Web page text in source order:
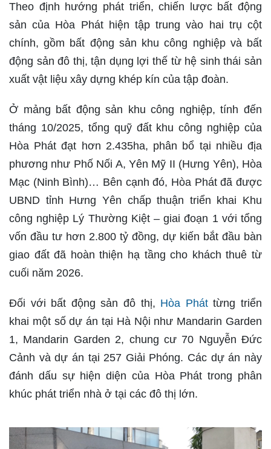
Theo định hướng phát triển, chiến lược bất động
sản của Hòa Phát hiện tập trung vào hai trụ cột
chính, gồm bất động sản khu công nghiệp và bất
động sản đô thị, tận dụng lợi thế từ hệ sinh thái sản
xuất vật liệu xây dựng khép kín của tập đoàn.
Ở mảng bất động sản khu công nghiệp, tính đến
tháng 10/2025, tổng quỹ đất khu công nghiệp của
Hòa Phát đạt hơn 2.435ha, phân bổ tại nhiều địa
phương như Phố Nối A, Yên Mỹ II (Hưng Yên), Hòa
Mạc (Ninh Bình)… Bên cạnh đó, Hòa Phát đã được
UBND tỉnh Hưng Yên chấp thuận triển khai Khu
công nghiệp Lý Thường Kiệt – giai đoạn 1 với tổng
vốn đầu tư hơn 2.800 tỷ đồng, dự kiến bắt đầu bàn
giao đất đã hoàn thiện hạ tầng cho khách thuê từ
cuối năm 2026.
Đối với bất động sản đô thị, Hòa Pháttừng triển
khai một số dự án tại Hà Nội như Mandarin Garden
1, Mandarin Garden 2, chung cư 70 Nguyễn Đức
Cảnh và dự án tại 257 Giải Phóng. Các dự án này
đánh dấu sự hiện diện của Hòa Phát trong phân
khúc phát triển nhà ở tại các đô thị lớn.